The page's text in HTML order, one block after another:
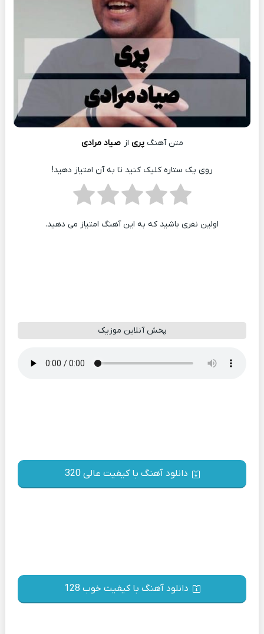
متن آهنگپری از صیاد مرادی
روی یک ستاره کلیک کنید تا به آن امتیاز دهید!
اولین نفری باشید که به این آهنگ امتیاز می دهید.
پخش آنلاین موزیک
دانلود آهنگ با کیفیت عالی 320
دانلود آهنگ با کیفیت خوب 128